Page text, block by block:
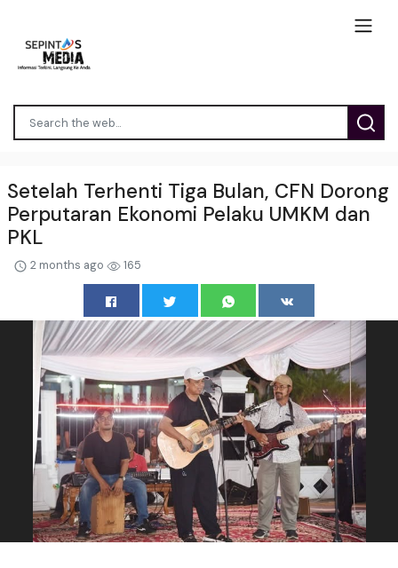
Setelah Terhenti Tiga Bulan, CFN Dorong
Perputaran Ekonomi Pelaku UMKM dan
PKL
2 months ago 165